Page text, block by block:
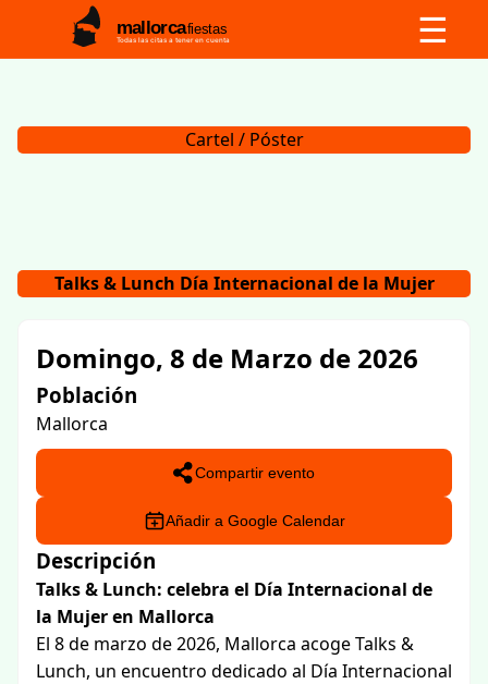
mallorcafiestas
Todas las citas a tener en cuenta ☰
Cartel / Póster
Talks & Lunch Día Internacional de la Mujer
Domingo, 8 de Marzo de 2026
Población
Mallorca
Compartir evento
Añadir a Google Calendar
Descripción
Talks & Lunch: celebra el Día Internacional de
la Mujer en Mallorca
El 8 de marzo de 2026, Mallorca acoge Talks &
Lunch, un encuentro dedicado al Día Internacional